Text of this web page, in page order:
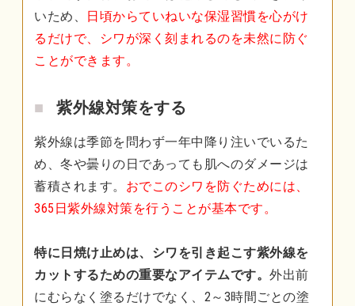
いため、
日頃からていねいな保湿習慣を心がけ
るだけで、シワが深く刻まれるのを未然に防ぐ
ことができます。
紫外線対策をする
紫外線は季節を問わず一年中降り注いでいるた
め、冬や曇りの日であっても肌へのダメージは
蓄積されます。 おでこのシワを防ぐためには、
365日紫外線対策を行うことが基本です。
特に日焼け止めは、シワを引き起こす紫外線を
カットするための重要なアイテムです。 外出前
にむらなく塗るだけでなく、2～3時間ごとの塗